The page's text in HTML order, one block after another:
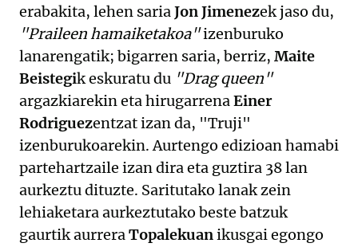
erabakita, lehen sariaJon Jimenezek jaso du,
"Praileen hamaiketakoa"izenburuko
lanarengatik; bigarren saria, berriz, Maite
Beistegik eskuratu du "Drag queen"
argazkiarekin eta hirugarrenaEiner
Rodriguezentzat izan da, "Truji"
izenburukoarekin. Aurtengo edizioan hamabi
partehartzaile izan dira eta guztira 38 lan
aurkeztu dituzte. Saritutako lanak zein
lehiaketara aurkeztutako beste batzuk
gaurtik aurreraTopalekuanikusgai egongo